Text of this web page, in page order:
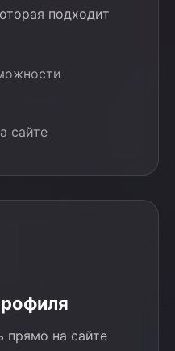
подходит
сайте
прямо на сайте